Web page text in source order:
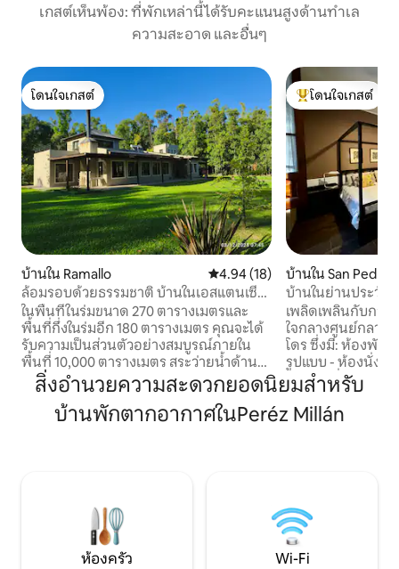
เกสต์เห็นพ้อง: ที่พักเหล่านี้ได้รับคะแนนสูงด้านทำเล
ความสะอาด และอื่นๆ
โดนใจเกสต์
โดนใจเกสต์
บ้านใน Ramallo คะแนนเฉลี่ย 4.94 จาก 5, 18 รีวิว
4.94 (18)
ล้อมรอบด้วยธรรมชาติ บ้านในเอสแตนเซีย
อี. เฟเดอรัล
ในพื้นที่ในร่มขนาด 270 ตารางเมตรและ
พื้นที่กึ่งในร่มอีก 180 ตารางเมตร คุณจะได้
รับความเป็นส่วนตัวอย่างสมบูรณ์ภายใน
พื้นที่ 10,000 ตารางเมตร สระว่ายน้ำด้าน
หลังบ้านล้อมรอบด้วยพืชพันธุ์เขียวขจี ช่วย
เพิ่มความเป็นส่วนตัวให้กับการเข้าพักของ
คุณ ห้องนอนสี่ห้องที่สะดวกสบาย และ
โอกาสให้คุณได้สานสัมพันธ์กับคนที่คุณรัก
โดนใจเกสต์ที่สุด
โดนใจเกสต์
บ้านใน San Pedro
บ้านในย่านประวัติ
เพลิดเพลินกับการ
ใจกลางศูนย์กลาง
โดร ซึ่งมี: ห้องพักสะดวกสบาย - ห้องน้ำเต็ม
รูปแบบ - ห้องนั่งเ
อาหารเพื่อแบ่งปัน
พร้อมอุปกรณ์ - ลา
สระว่ายน้ำขนาด
ความเงียบสงบของ
สิ่งอำนวยความสะดวกยอดนิยมสำหรับ
บ้านพักตากอากาศในPeréz Millán
ห้องครัว Wi-Fi